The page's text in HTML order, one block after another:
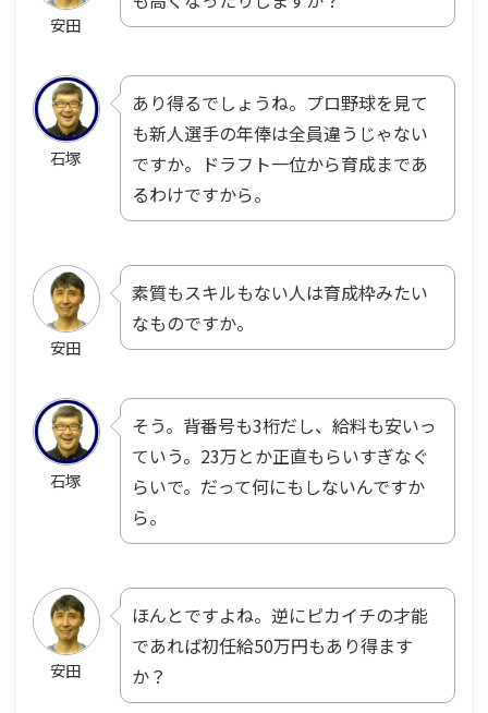
安田
石塚
あり得るでしょうね。プロ野球を見て
も新人選手の年俸は全員違うじゃない
ですか。ドラフト一位から育成まであ
るわけですから。
安田
素質もスキルもない人は育成枠みたい
なものですか。
石塚
そう。背番号も3桁だし、給料も安いっ
ていう。23万とか正直もらいすぎなぐ
らいで。だって何にもしないんですか
ら。
安田
ほんとですよね。逆にピカイチの才能
であれば初任給50万円もあり得ます
か？